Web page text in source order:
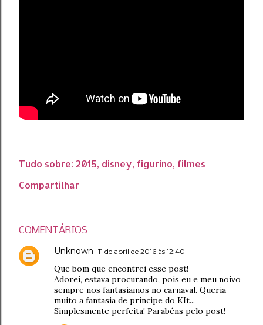
Tudo sobre: 2015 disney figurino filmes
Compartilhar
COMENTÁRIOS
Unknown 11 de abril de 2016 às 12:40
Que bom que encontrei esse post!
Adorei, estava procurando, pois eu e meu noivo
sempre nos fantasiamos no carnaval. Queria
muito a fantasia de príncipe do KIt...
Simplesmente perfeita! Parabéns pelo post!